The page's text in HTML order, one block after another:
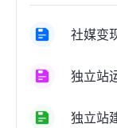
郑州跨境电商
跨境电商费用
天津跨境电商
社媒变
独立站
独立站